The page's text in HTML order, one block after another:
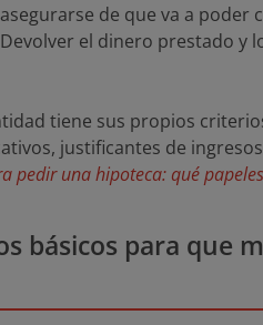
de que va a poder
el dinero prestado y
tiene sus propios
justificantes de
pedir una hipoteca: qué
básicos para que